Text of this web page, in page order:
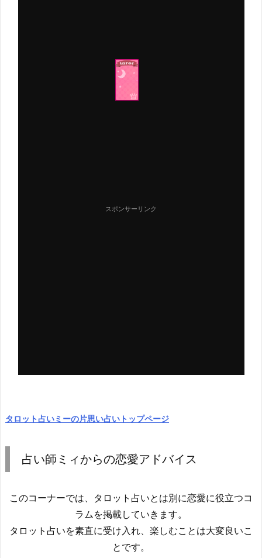
スポンサーリンク
タロット占いミーの片思い占いトップページ
占い師ミィからの恋愛アドバイス
このコーナーでは、タロット占いとは別に恋愛に役立つコ
ラムを掲載していきます。
タロット占いを素直に受け入れ、楽しむことは大変良いこ
とです。